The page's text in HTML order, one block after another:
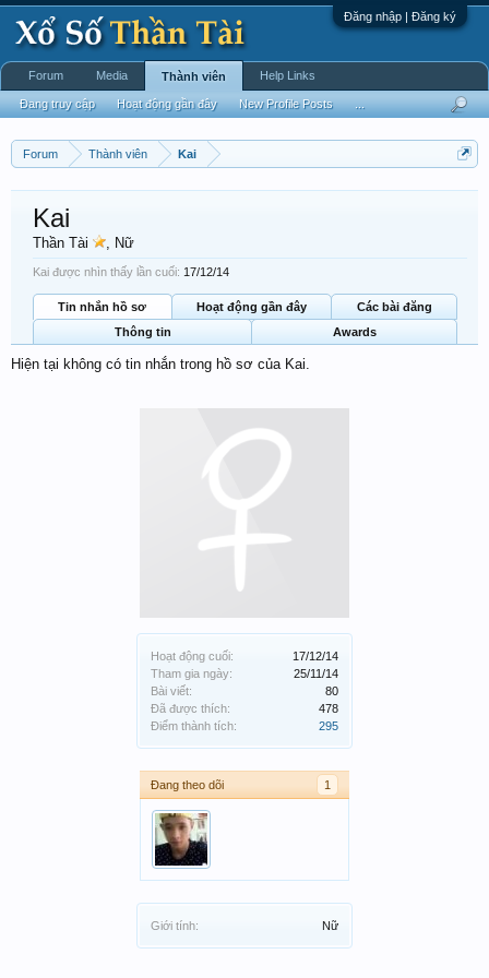
Đăng nhập | Đăng ký
Forum Thành viên Kai
Hoạt động cuối:
17/12/14
Tham gia ngày:
25/11/14
Bài viết:
80
Đã được thích:
478
Điểm thành tích:
295
Đang theo dõi 1
Giới tính: Nữ
Kai
Thần Tài , Nữ
Kai được nhìn thấy lần cuối: 17/12/14
Tin nhắn hồ sơ Hoạt động gần đây
Các bài đăng
Thông tin
Awards
Hiện tại không có tin nhắn trong hồ sơ của Kai.
Forum Media Thành viên
Đang truy cập Hoạt động gần đây New Profile Posts
Help Links